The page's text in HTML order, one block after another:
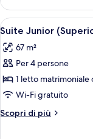
Junior
(Superior
2+1)
Apri
tutte
le
foto
per
Suite
Junior
(Superior
5
Suite Junior
67 m²
Per 4 persone
1 letto matrimoniale
Wi-Fi gratuito
Scopri di più
Altri